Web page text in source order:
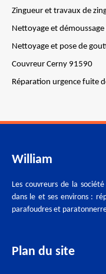
Zingueur et travaux de
Nettoyage et
Nettoyage et pose de
Couvreur Cerny 91590
Réparation urgence fuite
William
Les couvreurs de la
dans le et ses environs :
parafoudres et
Plan du site